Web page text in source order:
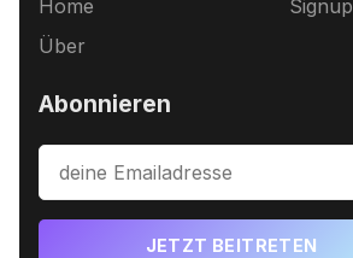
Home
Über
Signup
Abonnieren
JETZT BEITRETEN